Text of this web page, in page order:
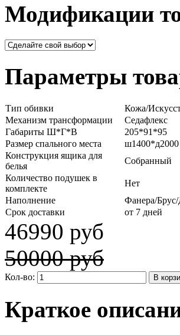
Модификации
Параметры
Тип обивки
Кожа/
Механизм трансформации
Седафлекс
Габариты Ш*Г*В
205*91*95
Размер спального места
ш1400*д2000
Конструкция ящика для
белья
Собранный
Количество подушек в
комплекте
Нет
Наполнение
Фанера/
Срок доставки
от 7 дней
46990 руб
50000 руб
Кол-во:
Краткое